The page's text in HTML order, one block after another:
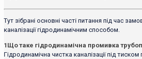
Тут зібрані основні часті питання під час
каналізації гідродинамічним способом.
1 Що таке гідродинамічна промивка
Гідродинамічна чистка каналізації під